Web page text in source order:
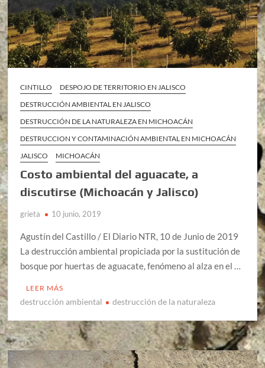
CINTILLO
DESPOJO DE TERRITORIO EN JALISCO
DESTRUCCIÓN AMBIENTAL EN JALISCO
DESTRUCCIÓN DE LA NATURALEZA EN MICHOACÁN
DESTRUCCION Y CONTAMINACIÓN AMBIENTAL EN MICHOACÁN
JALISCO
MICHOACÁN
Costo ambiental del aguacate, a
discutirse (Michoacán y Jalisco)
grieta 10 junio, 2019
Agustín del Castillo / El Diario NTR, 10 de Junio de 2019
La destrucción ambiental propiciada por la sustitución de
bosque por huertas de aguacate, fenómeno al alza en el …
LEER MÁS
destrucción ambiental destrucción de la naturaleza